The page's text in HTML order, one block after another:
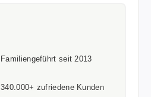
Familiengeführt seit 2013
340.000+ zufriedene Kunden